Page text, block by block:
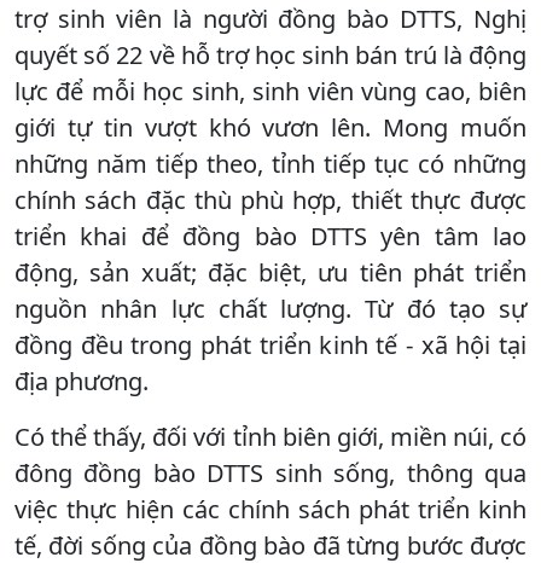
trợ sinh viên là người đồng bào DTTS, Nghị
quyết số 22 về hỗ trợ học sinh bán trú là động
lực để mỗi học sinh, sinh viên vùng cao, biên
giới tự tin vượt khó vươn lên. Mong muốn
những năm tiếp theo, tỉnh tiếp tục có những
chính sách đặc thù phù hợp, thiết thực được
triển khai để đồng bào DTTS yên tâm lao
động, sản xuất; đặc biệt, ưu tiên phát triển
nguồn nhân lực chất lượng. Từ đó tạo sự
đồng đều trong phát triển kinh tế - xã hội tại
địa phương.
Có thể thấy, đối với tỉnh biên giới, miền núi, có
đông đồng bào DTTS sinh sống, thông qua
việc thực hiện các chính sách phát triển kinh
tế, đời sống của đồng bào đã từng bước được